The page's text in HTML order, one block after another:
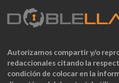
Autorizamos compartir y/o
redaccionales citando la
condición de colocar en la